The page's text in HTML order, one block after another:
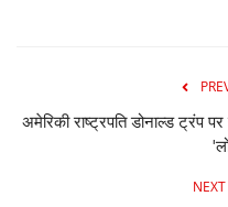
अमेरिकी राष्ट्रपति डोनाल्ड ट्रंप